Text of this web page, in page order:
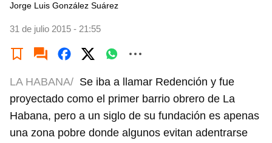
Jorge Luis González Suárez
31 de julio 2015 - 21:55
LA HABANA/ Se iba a llamar Redención y fue
proyectado como el primer barrio obrero de La
Habana, pero a un siglo de su fundación es apenas
una zona pobre donde algunos evitan adentrarse